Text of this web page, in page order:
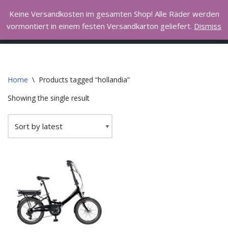
Skip
to
Hall of Bike
I love to ride my bicycle
Home \ Products tagged “hollandia”
Showing the single result
Keine Versandkosten im gesamten Shop! Alle Räder werden
vormontiert in einem festen Versandkarton geliefert. Dismiss